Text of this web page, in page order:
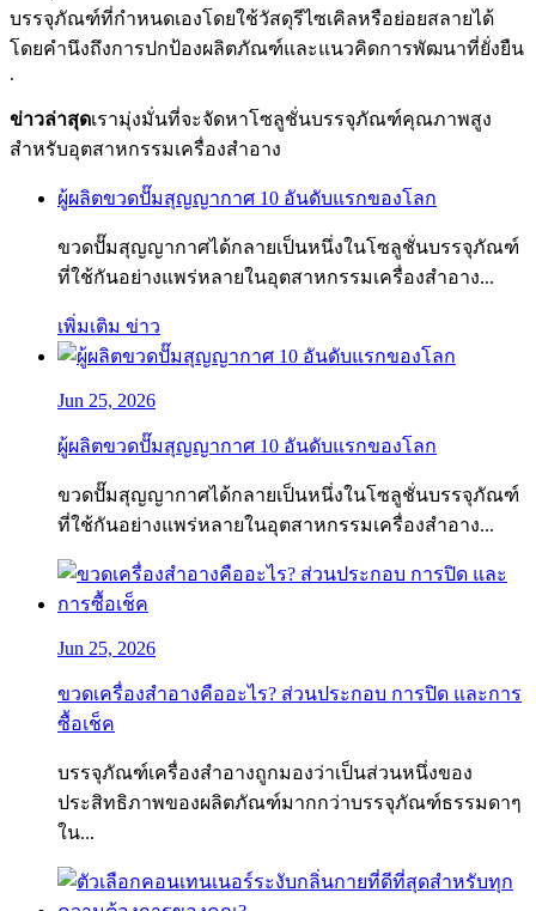
บรรจุภัณฑ์ที่กำหนดเองโดยใช้วัสดุรีไซเคิลหรือย่อยสลายได้
โดยคำนึงถึงการปกป้องผลิตภัณฑ์และแนวคิดการพัฒนาที่ยั่งยืน
.
ข่าวล่าสุดเรามุ่งมั่นที่จะจัดหาโซลูชั่นบรรจุภัณฑ์คุณภาพสูง
สำหรับอุตสาหกรรมเครื่องสำอาง
ผู้ผลิตขวดปั๊มสุญญากาศ 10 อันดับแรกของโลก
ขวดปั๊มสุญญากาศได้กลายเป็นหนึ่งในโซลูชั่นบรรจุภัณฑ์
ที่ใช้กันอย่างแพร่หลายในอุตสาหกรรมเครื่องสำอาง...
เพิ่มเติม ข่าว
Jun 25, 2026
ผู้ผลิตขวดปั๊มสุญญากาศ 10 อันดับแรกของโลก
ขวดปั๊มสุญญากาศได้กลายเป็นหนึ่งในโซลูชั่นบรรจุภัณฑ์
ที่ใช้กันอย่างแพร่หลายในอุตสาหกรรมเครื่องสำอาง...
Jun 25, 2026
ขวดเครื่องสำอางคืออะไร? ส่วนประกอบ การปิด และการ
ซื้อเช็ค
บรรจุภัณฑ์เครื่องสำอางถูกมองว่าเป็นส่วนหนึ่งของ
ประสิทธิภาพของผลิตภัณฑ์มากกว่าบรรจุภัณฑ์ธรรมดาๆ
ใน...